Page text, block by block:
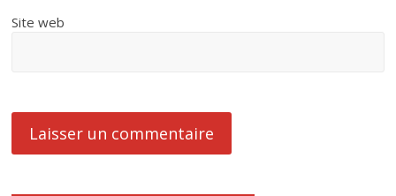
Site web